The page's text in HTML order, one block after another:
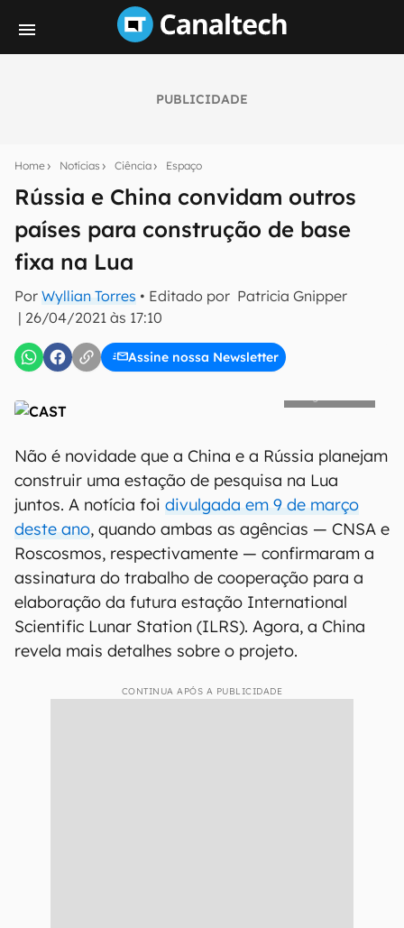
PUBLICIDADE
Home Notícias Ciência Espaço
Rússia e China convidam outros
países para construção de base
fixa na Lua
Por Wyllian Torres • Editado por Patricia Gnipper
| 26/04/2021 às 17:10
Assine nossa Newsletter
notícias e reviews sobre tecnologia em primeira
mão.
E-mail
inscreva-se
Confirmo que li, aceito e concordo com os Termos de
Uso e Política de Privacidade do Canaltech.
Não é novidade que a China e a Rússia planejam
construir uma estação de pesquisa na Lua
juntos. A notícia foi divulgada em 9 de março
deste ano, quando ambas as agências — CNSA e
Roscosmos, respectivamente — confirmaram a
assinatura do trabalho de cooperação para a
elaboração da futura estação International
Scientific Lunar Station (ILRS). Agora, a China
revela mais detalhes sobre o projeto.
CONTINUA APÓS A PUBLICIDADE